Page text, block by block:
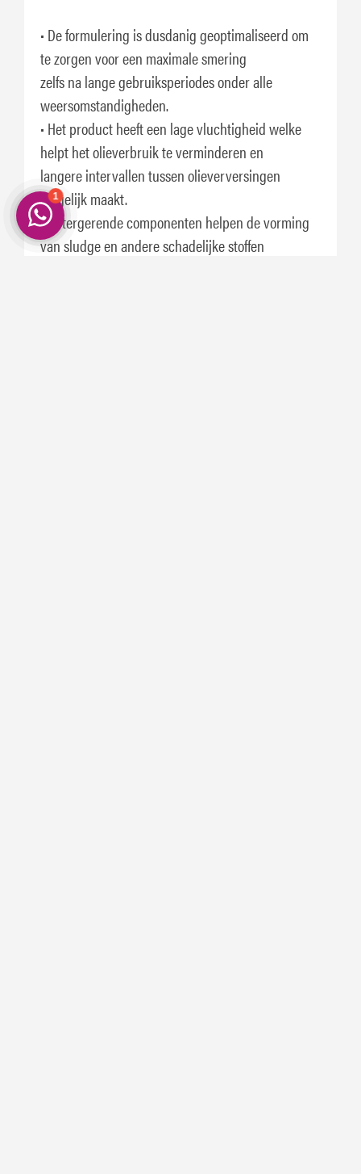
• De formulering is dusdanig geoptimaliseerd om
te zorgen voor een maximale smering
zelfs na lange gebruiksperiodes onder alle
weersomstandigheden.
• Het product heeft een lage vluchtigheid welke
helpt het olieverbruik te verminderen en
langere intervallen tussen olieverversingen
mogelijk maakt.
• Detergerende componenten helpen de vorming
van sludge en andere schadelijke stoffen